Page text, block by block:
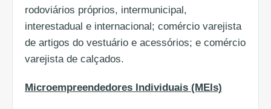
rodoviários próprios, intermunicipal,
interestadual e internacional; comércio varejista
de artigos do vestuário e acessórios; e comércio
varejista de calçados.
Microempreendedores Individuais (MEIs)